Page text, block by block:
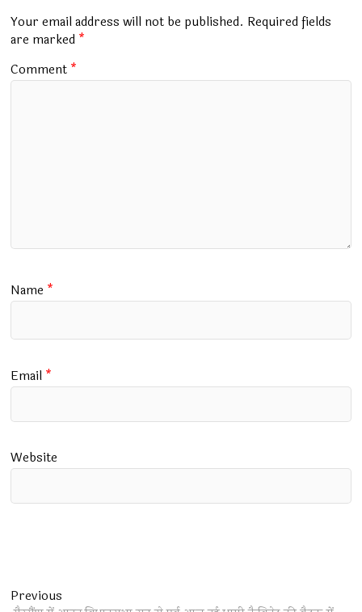
o
k
p
p
m
Your email address will not be published. Required fields
are marked *
Comment *
Name *
Email *
Website
Post
Previous